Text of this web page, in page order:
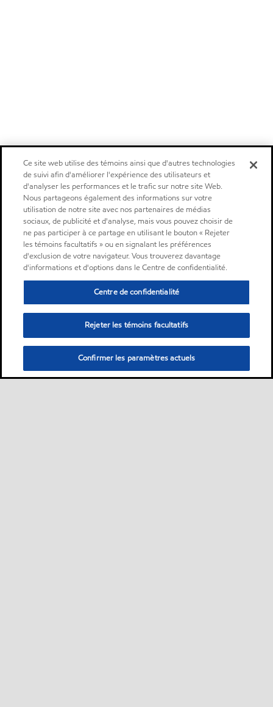
Ce site web utilise des témoins ainsi que d'autres technologies
de suivi afin d'améliorer l'expérience des utilisateurs et
d'analyser les performances et le trafic sur notre site Web.
Nous partageons également des informations sur votre
utilisation de notre site avec nos partenaires de médias
sociaux, de publicité et d'analyse, mais vous pouvez choisir de
ne pas participer à ce partage en utilisant le bouton « Rejeter
les témoins facultatifs » ou en signalant les préférences
d'exclusion de votre navigateur. Vous trouverez davantage
d'informations et d'options dans le Centre de confidentialité.
Centre de confidentialité
Rejeter les témoins facultatifs
Confirmer les paramètres actuels